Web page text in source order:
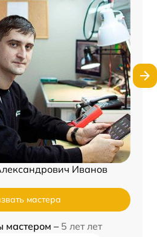
Иванов
мастера
мастером – 5 лет лет